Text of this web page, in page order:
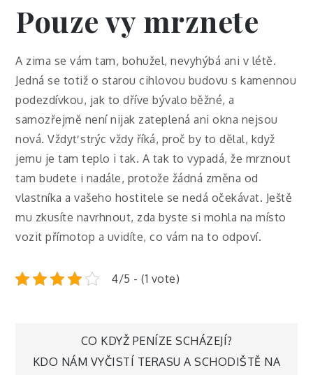
Pouze vy mrznete
A zima se vám tam, bohužel, nevyhýbá ani v létě.
Jedná se totiž o starou cihlovou budovu s kamennou
podezdívkou, jak to dříve bývalo běžné, a
samozřejmě není nijak zateplená ani okna nejsou
nová. Vždyť strýc vždy říká, proč by to dělal, když
jemu je tam teplo i tak. A tak to vypadá, že mrznout
tam budete i nadále, protože žádná změna od
vlastníka a vašeho hostitele se nedá očekávat. Ještě
mu zkusíte navrhnout, zda byste si mohla na místo
vozitpřímotop a uvidíte, co vám na to odpoví.
4/5 - (1 vote)
Navigace
CO KDYŽ PENÍZE SCHÁZEJÍ?
KDO NÁM VYČISTÍ TERASU A SCHODIŠTĚ NA